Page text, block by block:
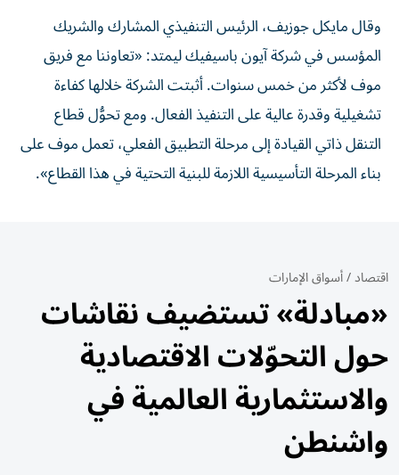
وقال مايكل جوزيف، الرئيس التنفيذي المشارك والشريك
المؤسس في شركة آيون باسيفيك ليمتد: «تعاوننا مع فريق
موف لأكثر من خمس سنوات. أثبتت الشركة خلالها كفاءة
تشغيلية وقدرة عالية على التنفيذ الفعال. ومع تحوُّل قطاع
التنقل ذاتي القيادة إلى مرحلة التطبيق الفعلي، تعمل موف على
بناء المرحلة التأسيسية اللازمة للبنية التحتية في هذا القطاع».
اقتصاد/أسواق الإمارات
«مبادلة» تستضيف نقاشات
حول التحوّلات الاقتصادية
والاستثمارية العالمية في
واشنطن